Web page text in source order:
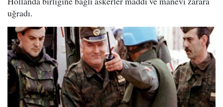
uğradı.